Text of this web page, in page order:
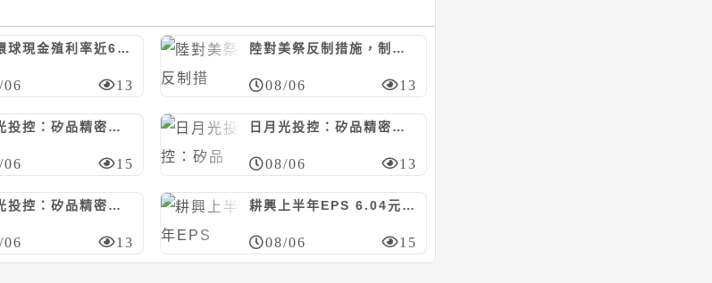
振大環球現金殖利率近6%；今年營運看正向
06 13
陸對美祭反制措施，制裁7家美實體/嚴管無人機出口
08/06 13
日月光投控：矽品精密工業7/20~8/5向聖暉*取得廠務工程，計約20.46億元
06 15
日月光投控：矽品精密工業4/30~8/5向聯純取得廠務工程，計約9.37億元
08/06 13
日月光投控：矽品精密工業7/6~8/5向朋億*取得廠務工程，計約7.14億元
06 13
耕興上半年EPS 6.04元；下半年業績料逐季走高
08/06 15